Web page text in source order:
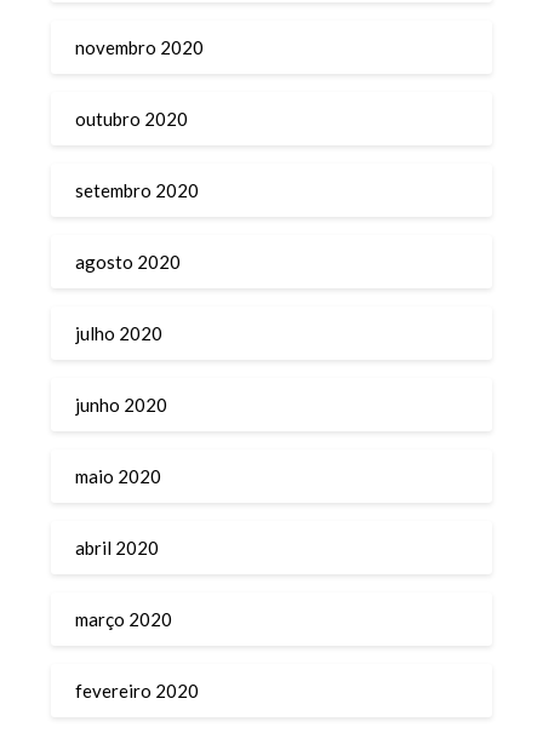
novembro 2020
outubro 2020
setembro 2020
agosto 2020
julho 2020
junho 2020
maio 2020
abril 2020
março 2020
fevereiro 2020